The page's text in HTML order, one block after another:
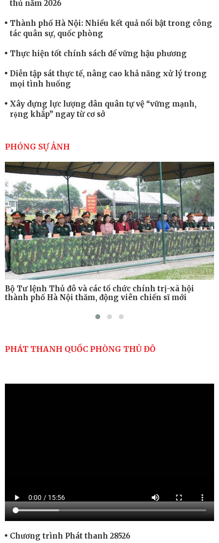
thủ năm 2026
Thành phố Hà Nội: Nhiều kết quả nổi bật trong công
tác quân sự, quốc phòng
Thực hiện tốt chính sách để vững hậu phương
Diễn tập sát thực tế, nâng cao khả năng xử lý trong
mọi tình huống
Xây dựng lực lượng dân quân tự vệ “vững mạnh,
rộng khắp” ngay từ cơ sở
cao sức mạnh chiến đấu
Tiểu đoàn Thiết giáp hoàn thành tốt diễn tập chiến
thuật có bắn đạn thật
Nơi sinh viên rèn ý trí, luyện kỹ năng
PHÓNG SỰ ẢNH
Bộ Tư lệnh Thủ đô và các tổ chức chính trị-xã hội
thành phố Hà Nội thăm, động viên chiến sĩ mới
PHÁT THANH QUỐC PHÒNG THỦ ĐÔ
Chương trình Phát thanh 28526